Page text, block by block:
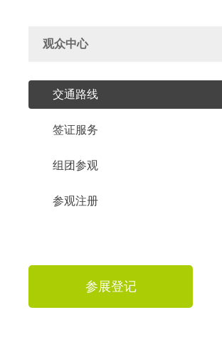
观众中心
交通路线
签证服务
组团参观
参观注册
参展登记